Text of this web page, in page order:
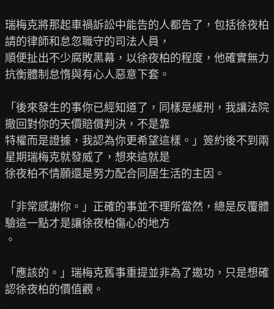
瑞梅克將那起車禍訴訟中能告的人都告了，包括徐夜柏
請的律師和怠忽職守的司法人員，
順便扯出不少腐敗黑幕，以徐夜柏的程度，他確實無力
抗衡體制怠惰與有心人惡意下套。
「後來發生的事你已經知道了，同樣是緩刑，我讓法院
撤回對你的天價賠償判決，不是靠
特權而是證據，我認為你更希望這樣。」簽約後不到兩
星期瑞梅克就發威了，想來這就是
徐夜柏不情願還是努力配合同居生活的主因。
「非常感謝你。」正確的事並不理所當然，總是反覆體
驗這一點才是讓徐夜柏傷心的地方
。
「應該的。」瑞梅克舊事重提並非為了邀功，只是想確
認徐夜柏的價值觀。